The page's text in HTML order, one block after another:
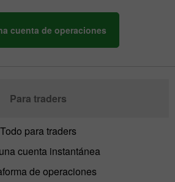
cuenta de operaciones
Para traders
Todo para traders
cuenta instantánea
de operaciones